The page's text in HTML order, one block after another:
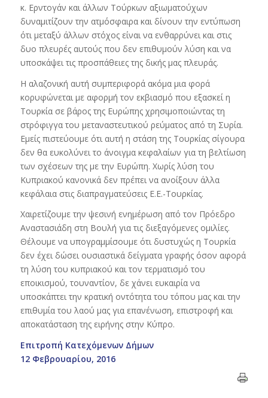
κ. Ερντογάν και άλλων Τούρκων αξιωματούχων
δυναμιτίζουν την ατμόσφαιρα και δίνουν την εντύπωση
ότι μεταξύ άλλων στόχος είναι να ενθαρρύνει και στις
δυο πλευρές αυτούς που δεν επιθυμούν λύση και να
υποσκάψει τις προσπάθειες της δικής μας πλευράς.
Η αλαζονική αυτή συμπεριφορά ακόμα μια φορά
κορυφώνεται με αφορμή τον εκβιασμό που εξασκεί η
Τουρκία σε βάρος της Ευρώπης χρησιμοποιώντας τη
στρόφιγγα του μεταναστευτικού ρεύματος από τη Συρία.
Εμείς πιστεύουμε ότι αυτή η στάση της Τουρκίας σίγουρα
δεν θα ευκολύνει το άνοιγμα κεφαλαίων για τη βελτίωση
των σχέσεων της με την Ευρώπη. Χωρίς λύση του
Κυπριακού κανονικά δεν πρέπει να ανοίξουν άλλα
κεφάλαια στις διαπραγματεύσεις Ε.Ε.-Τουρκίας.
Χαιρετίζουμε την ψεσινή ενημέρωση από τον Πρόεδρο
Αναστασιάδη στη Βουλή για τις διεξαγόμενες ομιλίες.
Θέλουμε να υπογραμμίσουμε ότι δυστυχώς η Τουρκία
δεν έχει δώσει ουσιαστικά δείγματα γραφής όσον αφορά
τη λύση του κυπριακού και τον τερματισμό του
εποικισμού, τουναντίον, δε χάνει ευκαιρία να
υποσκάπτει την κρατική οντότητα του τόπου μας και την
επιθυμία του λαού μας για επανένωση, επιστροφή και
αποκατάσταση της ειρήνης στην Κύπρο.
Επιτροπή Κατεχόμενων Δήμων
12 Φεβρουαρίου, 2016